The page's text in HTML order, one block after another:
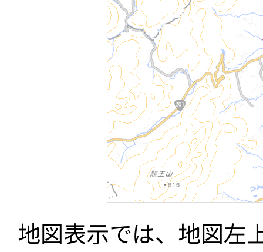
地図表示では、地図左